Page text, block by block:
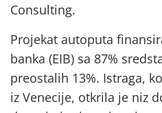
Consulting.
Projekat autoputa
banka (EIB) sa 87%
preostalih 13%. Istraga,
iz Venecije, otkrila je niz